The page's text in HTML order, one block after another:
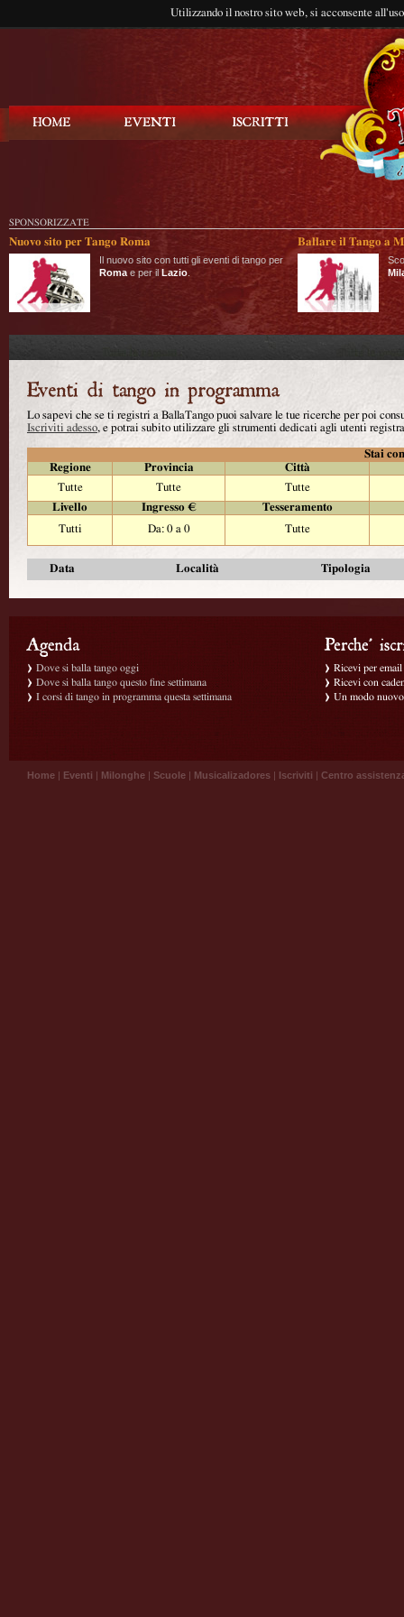
Utilizzando il nostro sito web, si acconsente
SPONSORIZZATE
Nuovo sito per Tango Roma
Il nuovo sito con tutti gli eventi di tango per
Roma e per il Lazio
Ballare il Tango a
Lo sapevi che se ti registri a BallaTango puoi salvare le tue ricerche per poi
Iscriviti adesso, e potrai subito utilizzare gli strumenti dedicati agli utenti
Stai
Regione
Provincia
Città
Tutte
Tutte
Tutte
Livello
Ingresso €
Tesseramento
Tutti
Da: 0 a 0 Tutte
Data Località Tipologia
Dove si balla tango oggi
Dove si balla tango questo fine settimana
I corsi di tango in programma questa settimana
Ricevi per
Ricevi con
Un modo
Home | Eventi | Milonghe | Scuole | Musicalizadores | Iscriviti | Centro